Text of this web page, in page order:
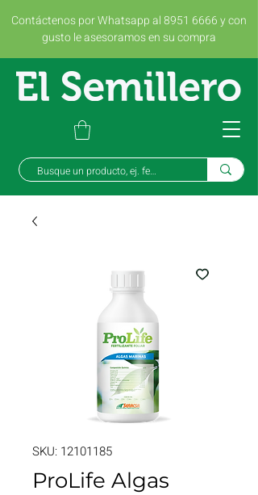
Contáctenos por Whatsapp al 8951 6666 y con
gusto le asesoramos en su compra
SKU: 12101185
ProLife Algas